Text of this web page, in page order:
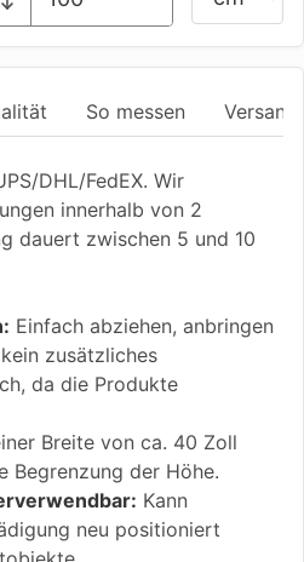
So messen
DHL/FedEX. Wir
innerhalb von 2
dauert zwischen 5 und 10
Einfach abziehen, anbringen
zusätzliches
da die Produkte
Breite von ca. 40 Zoll
Begrenzung der Höhe.
Kann
neu positioniert